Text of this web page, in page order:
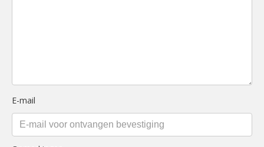
E-mail